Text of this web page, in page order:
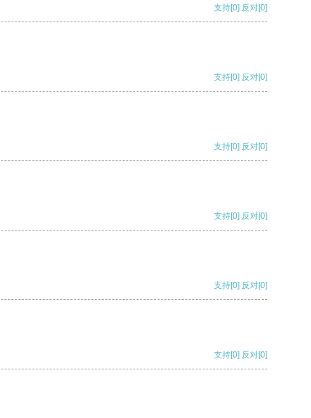
支持[0] 反对[0]
支持[0] 反对[0]
支持[0] 反对[0]
支持[0] 反对[0]
支持[0] 反对[0]
支持[0] 反对[0]